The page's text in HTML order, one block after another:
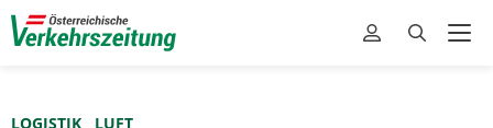
LOGISTIK LUFT